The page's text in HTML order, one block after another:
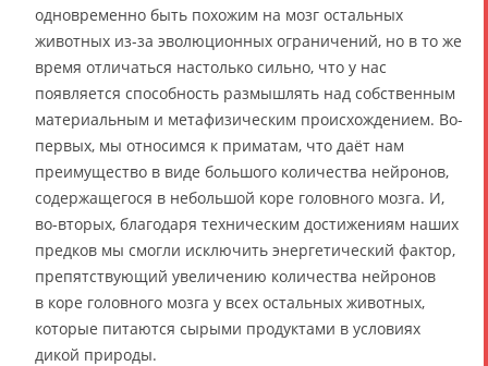
одновременно быть похожим на мозг остальных
животных из-за эволюционных ограничений, но в то же
время отличаться настолько сильно, что у нас
появляется способность размышлять над собственным
материальным и метафизическим происхождением. Во-
первых, мы относимся к приматам, что даёт нам
преимущество в виде большого количества нейронов,
содержащегося в небольшой коре головного мозга. И,
во-вторых, благодаря техническим достижениям наших
предков мы смогли исключить энергетический фактор,
препятствующий увеличению количества нейронов
в коре головного мозга у всех остальных животных,
которые питаются сырыми продуктами в условиях
дикой природы.